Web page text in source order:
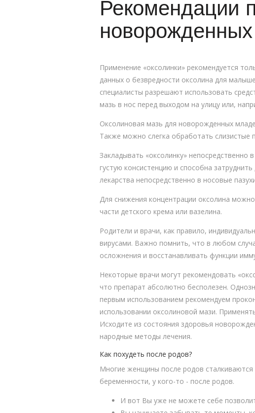
Рекомендации
новорожденных
Применение «оксолинки» рекомендуется
данных о безвредности оксолина для
специалисты разрешают использовать
мазь в нос перед выходом на улицу или,
Оксолиновая мазь для новорожденных
Также можно слегка обработать слизистые
Закладывать «оксолинку» непосредственно
густую консистенцию и способна
лекарства непосредственно в носовые
Для снижения концентрации оксолина
части детского крема или вазелина.
Родители и врачи, как правило,
вирусами. Важно помнить, что в любом
осложнения и восстанавливать функции
Некоторые врачи могут рекомендовать
что препарат абсолютно бесполезен.
первым использованием рекомендуем
использовании оксолиновой мази.
Исходите из состояния здоровья
народные методы лечения.
Как похудеть после родов?
Многие женщины после родов
беременности, у кого-то - после родов.
И вот Вы уже не можете себе